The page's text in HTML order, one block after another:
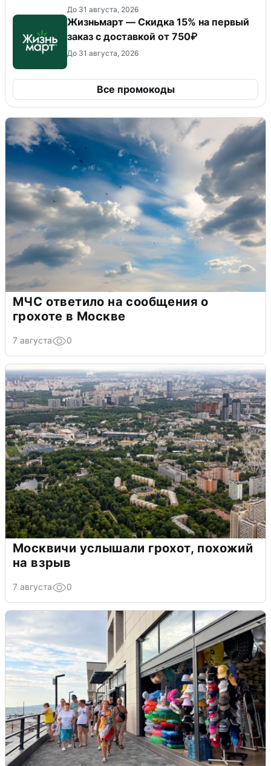
До 31 августа, 2026
Жизньмарт — Скидка 15% на первый
заказ с доставкой от 750₽
До 31 августа, 2026
Все промокоды
МЧС ответило на сообщения о
грохоте в Москве
7 августа 0
Москвичи услышали грохот, похожий
на взрыв
7 августа 0